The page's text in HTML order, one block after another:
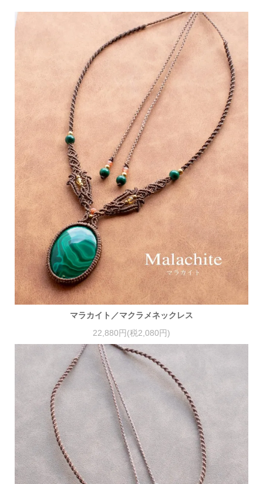
マラカイト／マクラメネックレス
22,880円(税2,080円)